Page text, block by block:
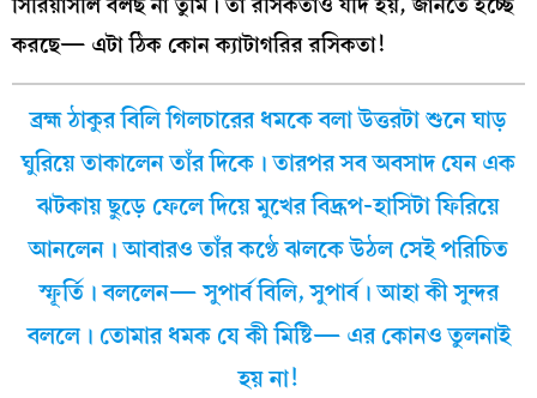
করছে— এটা ঠিক কোন ক্যাটাগরির রসিকতা!
ব্রহ্ম ঠাকুর বিলি গিলচারের ধমকে বলা উত্তরটা শুনে ঘাড়
ঘুরিয়ে তাকালেন তাঁর দিকে। তারপর সব অবসাদ যেন এক
ঝটকায় ছুড়ে ফেলে দিয়ে মুখের বিদ্রূপ-হাসিটা ফিরিয়ে
আনলেন। আবারও তাঁর কণ্ঠে ঝলকে উঠল সেই পরিচিত
স্ফূর্তি। বললেন— সুপার্ব বিলি, সুপার্ব। আহা কী সুন্দর
বললে। তোমার ধমক যে কী মিষ্টি— এর কোনও তুলনাই
হয় না!